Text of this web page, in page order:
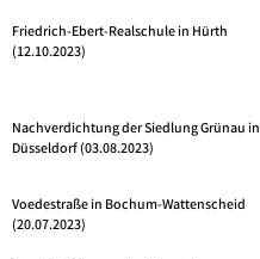
Friedrich-Ebert-Realschule in Hürth
(12.10.2023)
Nachverdichtung der Siedlung Grünau in
Düsseldorf (03.08.2023)
Voedestraße in Bochum-Wattenscheid
(20.07.2023)